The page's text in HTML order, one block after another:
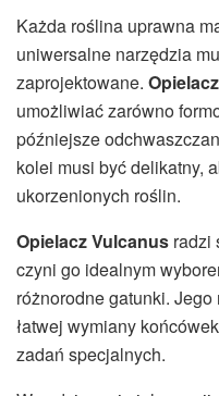
Każda roślina uprawna
uniwersalne narzędzia
zaprojektowane.
umożliwiać zarówno
późniejsze
kolei musi być delikatny,
ukorzenionych roślin.
Opielacz Vulcanus radzi
czyni go idealnym
różnorodne gatunki.
łatwej wymiany
zadań specjalnych.